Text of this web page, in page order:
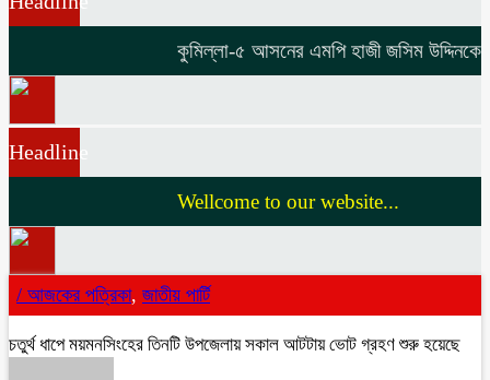
কুমিল্লা-৫ আসনের এমপি হাজী জসিম উদ্দিনকে
Headline
Wellcome to our website...
/ আজকের পত্রিকা, জাতীয় পার্টি
চতুর্থ ধাপে ময়মনসিংহের তিনটি উপজেলায় সকাল আটটায় ভোট গ্রহণ শুরু হয়েছে